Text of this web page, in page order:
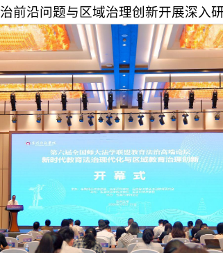
前沿问题与区域治理创新开展深入研